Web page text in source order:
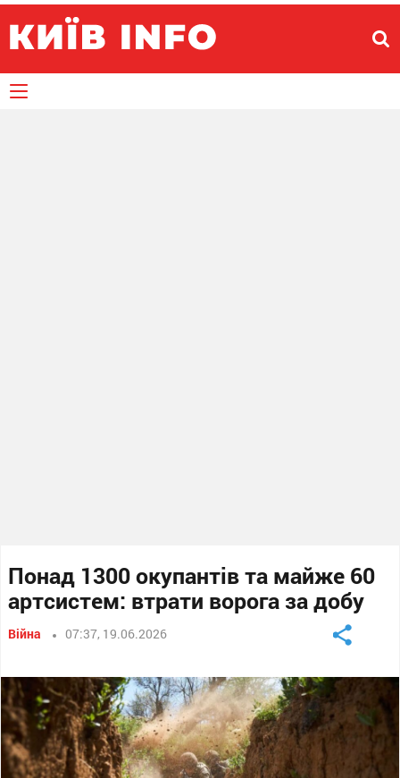
Понад 1300 окупантів та майже 60
артсистем: втрати ворога за добу
Війна 07:37, 19.06.2026